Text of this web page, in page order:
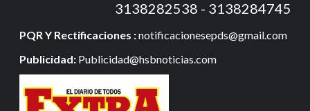
3138282538 - 3138284745
PQR Y Rectificaciones :notificacionesepds@gmail.com
Publicidad: Publicidad@hsbnoticias.com